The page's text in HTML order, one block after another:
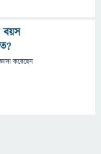
বয়স
করেছেন